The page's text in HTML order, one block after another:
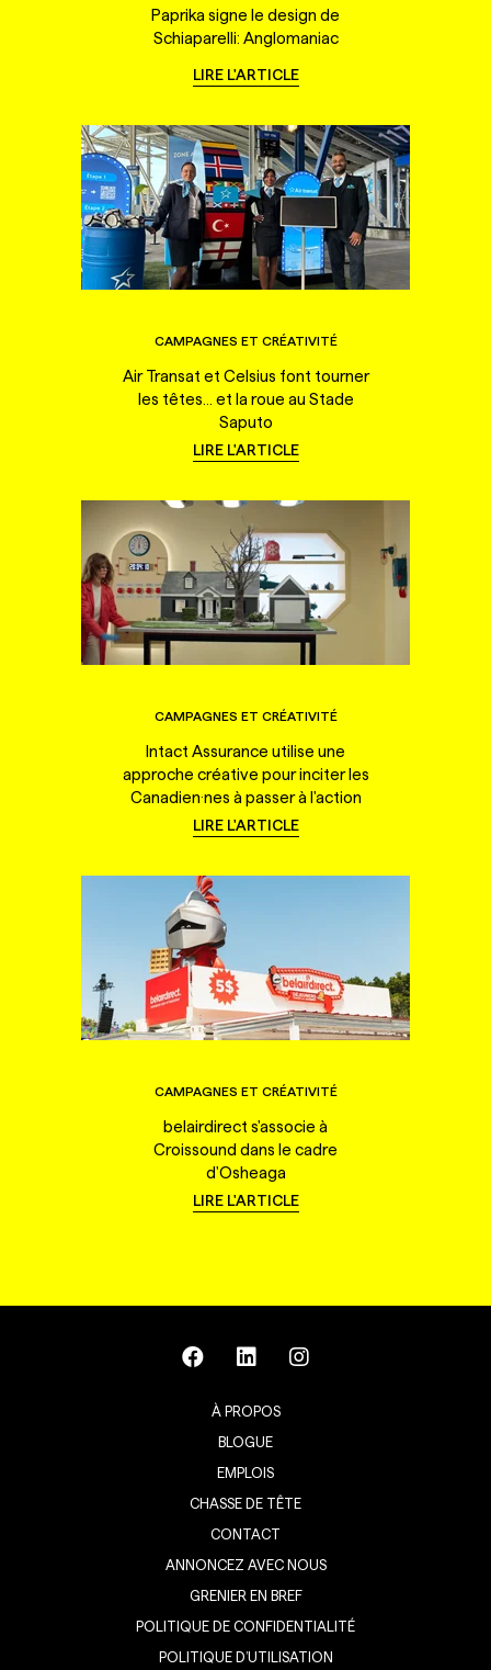
Paprika signe le design de
Schiaparelli: Anglomaniac
LIRE L'ARTICLE
CAMPAGNES ET CRÉATIVITÉ
Air Transat et Celsius font tourner
les têtes... et la roue au Stade
Saputo
LIRE L'ARTICLE
CAMPAGNES ET CRÉATIVITÉ
Intact Assurance utilise une
approche créative pour inciter les
Canadien·nes à passer à l'action
LIRE L'ARTICLE
CAMPAGNES ET CRÉATIVITÉ
belairdirect s'associe à
Croissound dans le cadre
d'Osheaga
LIRE L'ARTICLE
À PROPOS
BLOGUE
EMPLOIS
CHASSE DE TÊTE
CONTACT
ANNONCEZ AVEC NOUS
GRENIER EN BREF
POLITIQUE DE CONFIDENTIALITÉ
POLITIQUE D’UTILISATION